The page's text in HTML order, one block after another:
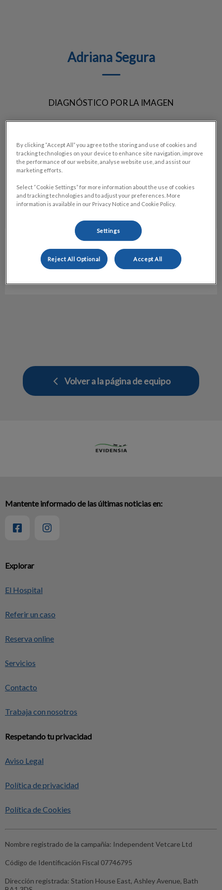
Adriana Segura
DIAGNÓSTICO POR LA IMAGEN
Diagnóstico por la imagen
Hospital Veterinario Molins
Volver a la página de equipo
Explorar
El Hospital
Referir un caso
Reserva online
Servicios
Contacto
Trabaja con nosotros
Respetando tu privacidad
Aviso Legal
Política de privacidad
Política de Cookies
Mantente informado de las últimas noticias en:
Nombre registrado de la campañia: Independent Vetcare Ltd
Código de Identificación Fiscal 07746795
Dirección registrada: Station House East, Ashley Avenue, Bath
By clicking “Accept All” you agree to the storing and use of cookies and
tracking technologies on your device to enhance site navigation, improve
the performance of our website, analyse website use, and assist our
marketing efforts.
Select “Cookie Settings” for more information about the use of cookies
and tracking technologies and to adjust your preferences. More
information is available in our Privacy Notice and Cookie Policy.
Settings
Reject All Optional Accept All